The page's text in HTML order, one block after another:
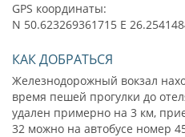
GPS координаты:
N 50.623269361715 E
КАК ДОБРАТЬСЯ
Железнодорожный вокзал
время пешей прогулки до
удален примерно на 3 км,
32 можно на автобусе номер